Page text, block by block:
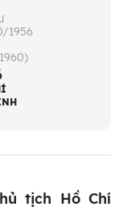
1956
tịch Hồ Chí